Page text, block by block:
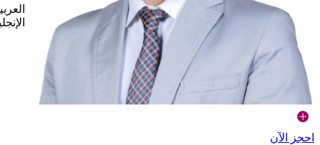
احجز الآن